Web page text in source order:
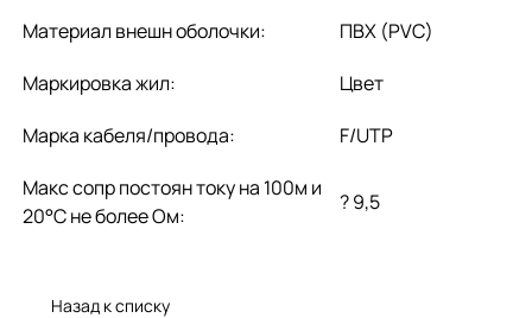
Материал внешн оболочки:
ПВХ (PVC)
Маркировка жил:
Цвет
Марка кабеля/провода:
F/UTP
Макс сопр постоян току на 100м и
20°С не более Ом:
? 9,5
Назад к списку